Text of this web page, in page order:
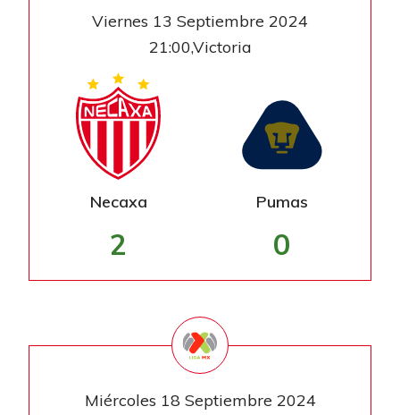
Viernes 13 Septiembre 2024
21:00,Victoria
Necaxa
2
Pumas
0
Miércoles 18 Septiembre 2024